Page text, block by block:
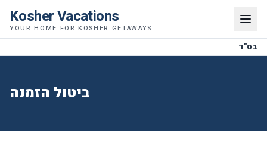
Kosher Vacations
YOUR HOME FOR KOSHER GETAWAYS
בס"ד
ביטול הזמנה